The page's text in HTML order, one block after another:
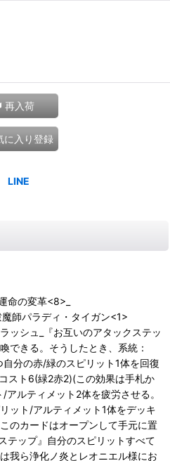
再入荷
に入り登録
命の変革<8>_
師パラディ・タイガン<1>
シュ_『お互いのアタックステッ
できる。そうしたとき、系統：
自分の赤/緑のスピリット1体を回復
スト6(緑2赤2)(この効果は手札か
ルティメット2体を疲労させる。
ット/アルティメット1体をデッキ
のカードはオープンして手元に置
テップ』自分のスピリットすべて
我ら浄化ノ炎とレオニエル様にお